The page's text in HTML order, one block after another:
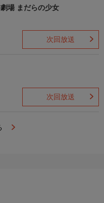
場 まだらの少女
次回放送
次回放送